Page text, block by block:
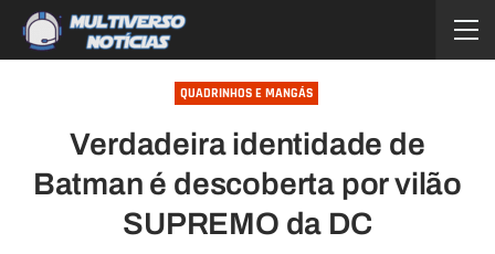
QUADRINHOS E MANGÁS
Verdadeira identidade de
Batman é descoberta por vilão
SUPREMO da DC